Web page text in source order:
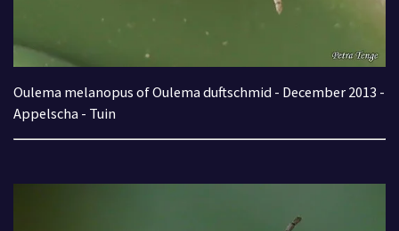
Oulema melanopus ofOulema duftschmid - December 2013 -
Appelscha - Tuin